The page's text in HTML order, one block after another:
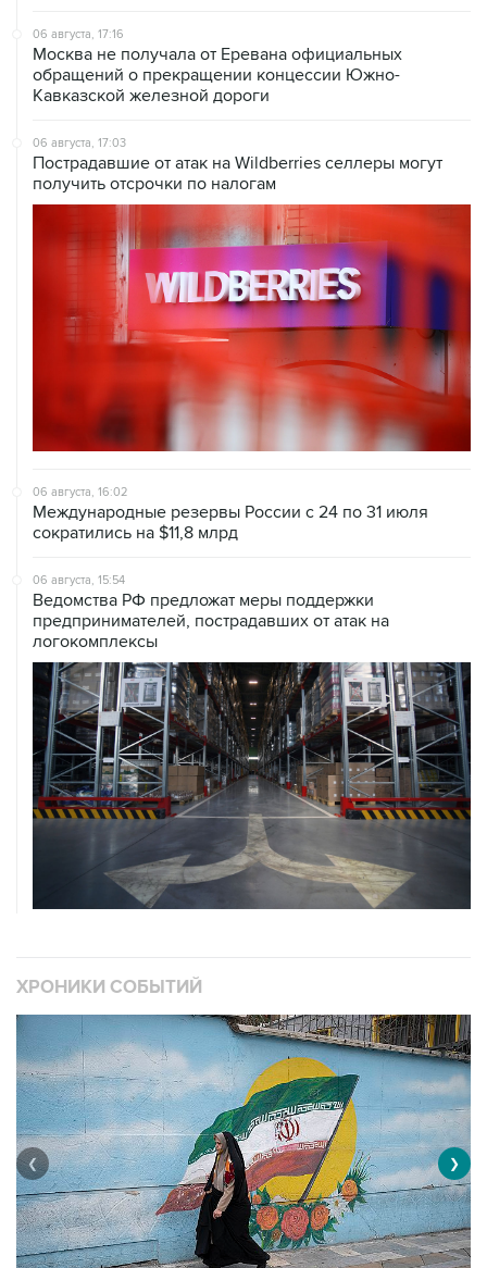
06 августа, 17:16
Москва не получала от Еревана официальных
обращений о прекращении концессии Южно-
Кавказской железной дороги
06 августа, 17:03
Пострадавшие от атак на Wildberries селлеры могут
получить отсрочки по налогам
06 августа, 16:02
Международные резервы России с 24 по 31 июля
сократились на $11,8 млрд
06 августа, 15:54
Ведомства РФ предложат меры поддержки
предпринимателей, пострадавших от атак на
логокомплексы
ХРОНИКИ СОБЫТИЙ
❮ ❯